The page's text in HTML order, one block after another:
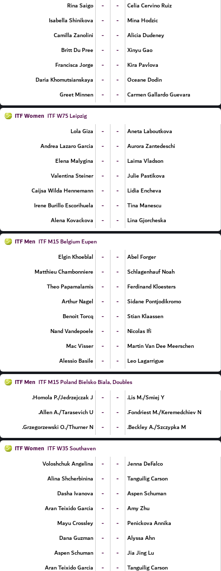
Rina Saigo
- -
Celia Cervino Ruiz
Isabella Shinikova
- -
Mina Hodzic
Camilla Zanolini
- -
Alicia Dudeney
Britt Du Pree
- -
Xinyu Gao
Francisca Jorge
- -
Kira Pavlova
Daria Khomutsianskaya
- -
Oceane Dodin
Greet Minnen
- - Carmen Gallardo Guevara
ITF Women ITF W75 Leipzig
Lola Giza
- -
Aneta Laboutkova
Andrea Lazaro Garcia
- -
Aurora Zantedeschi
Elena Malygina
- -
Laima Vladson
Valentina Steiner
- -
Julie Pastikova
Caijsa Wilda Hennemann
- -
Lidia Encheva
Irene Burillo Escorihuela
- -
Tina Manescu
Alena Kovackova
- - Lina Gjorcheska
ITF Men ITF M15 Belgium Eupen
Elgin Khoeblal
- -
Abel Forger
Matthieu Chambonniere
- -
Schlagenhauf Noah
Theo Papamalamis
- -
Ferdinand Kloesters
Arthur Nagel
- -
Sidane Pontjodikromo
Benoit Torcq
- -
Stian Klaassen
Nand Vandepoele
- -
Nicolas Ifi
Mac Visser
- -
Martin Van Dee Meerschen
Alessio Basile
- - Leo Lagarrigue
ITF Men ITF M15 Poland Bielsko Biala, Doubles
Homola P./Jedrzejczak J.
- -
Lis M./Smiej Y.
Allen A./Tarasevich U.
- -
Fondriest M./Keremedchiev N.
Grzegorzewski O./Thurner N.
- - Beckley A./Szczypka M.
ITF Women ITF W35 Southaven
Voloshchuk Angelina
- -
Jenna DeFalco
Alina Shcherbinina
- -
Tanguilig Carson
Dasha Ivanova
- -
Aspen Schuman
Aran Teixido Garcia
- -
Amy Zhu
Mayu Crossley
- -
Penickova Annika
Dana Guzman
- -
Alyssa Ahn
Aspen Schuman
- -
Jia Jing Lu
Aran Teixido Garcia
- - Tanguilig Carson